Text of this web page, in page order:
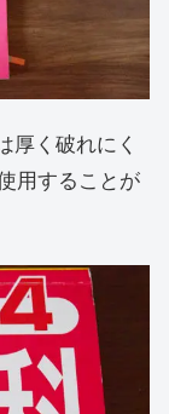
厚く破れにく
用することが